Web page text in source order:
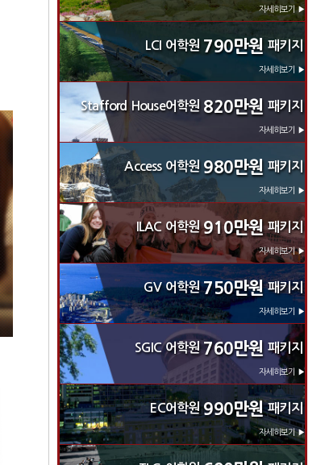
자세히보기 ▶
LCI 어학원 790만원 패키지
자세히보기 ▶
Stafford House어학원 820만원 패키지
자세히보기 ▶
Access 어학원 980만원 패키지
자세히보기 ▶
ILAC 어학원 910만원 패키지
자세히보기 ▶
GV 어학원 750만원 패키지
자세히보기 ▶
SGIC 어학원 760만원 패키지
자세히보기 ▶
EC어학원 990만원 패키지
자세히보기 ▶